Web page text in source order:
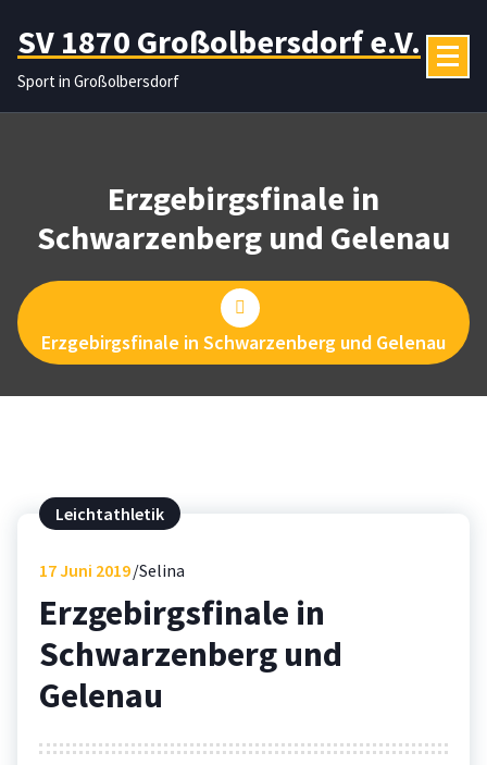
Inhalt
springen
SV 1870 Großolbersdorf e.V.
Sport in Großolbersdorf
Erzgebirgsfinale in
Schwarzenberg und Gelenau
Erzgebirgsfinale in Schwarzenberg und Gelenau
Leichtathletik
17Juni 2019 Selina
Erzgebirgsfinale in
Schwarzenberg und
Gelenau